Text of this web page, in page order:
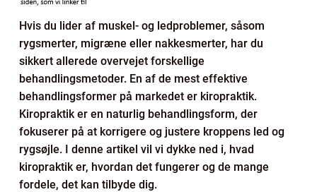
Hvis du lider af muskel- og ledproblemer, såsom
rygsmerter, migræne eller nakkesmerter, har du
sikkert allerede overvejet forskellige
behandlingsmetoder. En af de mest effektive
behandlingsformer på markedet er kiropraktik.
Kiropraktik er en naturlig behandlingsform, der
fokuserer på at korrigere og justere kroppens led og
rygsøjle. I denne artikel vil vi dykke ned i, hvad
kiropraktik er, hvordan det fungerer og de mange
fordele, det kan tilbyde dig.